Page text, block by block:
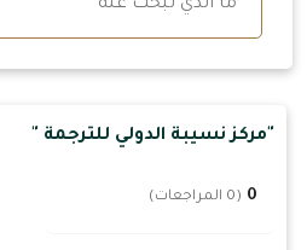
"مركز نسيبة الدولي للترجمة "
0 (0 المراجعات)